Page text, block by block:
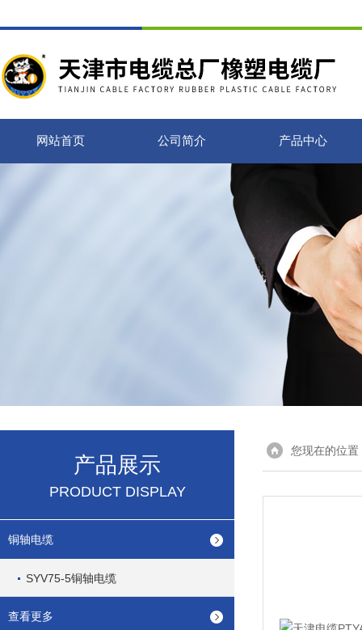
网站首页 公司简介 产品中心
产品展示
PRODUCT DISPLAY
铜轴电缆
SYV75-5铜轴电缆
查看更多
您现在的位置